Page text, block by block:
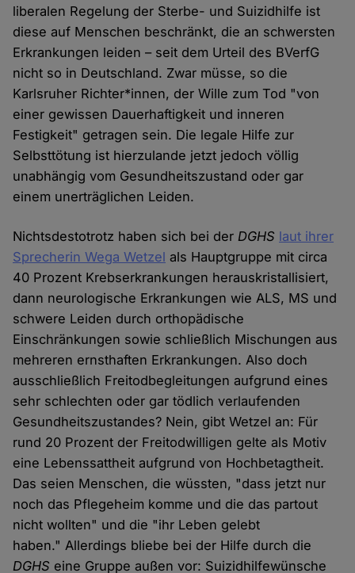
liberalen Regelung der Sterbe- und Suizidhilfe ist
diese auf Menschen beschränkt, die an schwersten
Erkrankungen leiden – seit dem Urteil des BVerfG
nicht so in Deutschland. Zwar müsse, so die
Karlsruher Richter*innen, der Wille zum Tod "von
einer gewissen Dauerhaftigkeit und inneren
Festigkeit" getragen sein. Die legale Hilfe zur
Selbsttötung ist hierzulande jetzt jedoch völlig
unabhängig vom Gesundheitszustand oder gar
einem unerträglichen Leiden.
Nichtsdestotrotz haben sich bei derDGHS laut ihrer
Sprecherin Wega Wetzel als Hauptgruppe mit circa
40 Prozent Krebserkrankungen herauskristallisiert,
dann neurologische Erkrankungen wie ALS, MS und
schwere Leiden durch orthopädische
Einschränkungen sowie schließlich Mischungen aus
mehreren ernsthaften Erkrankungen. Also doch
ausschließlich Freitodbegleitungen aufgrund eines
sehr schlechten oder gar tödlich verlaufenden
Gesundheitszustandes? Nein, gibt Wetzel an: Für
rund 20 Prozent der Freitodwilligen gelte als Motiv
eine Lebenssattheit aufgrund von Hochbetagtheit.
Das seien Menschen, die wüssten, "dass jetzt nur
noch das Pflegeheim komme und die das partout
nicht wollten" und die "ihr Leben gelebt
haben." Allerdings bliebe bei der Hilfe durch die
DGHS eine Gruppe außen vor: Suizidhilfewünsche